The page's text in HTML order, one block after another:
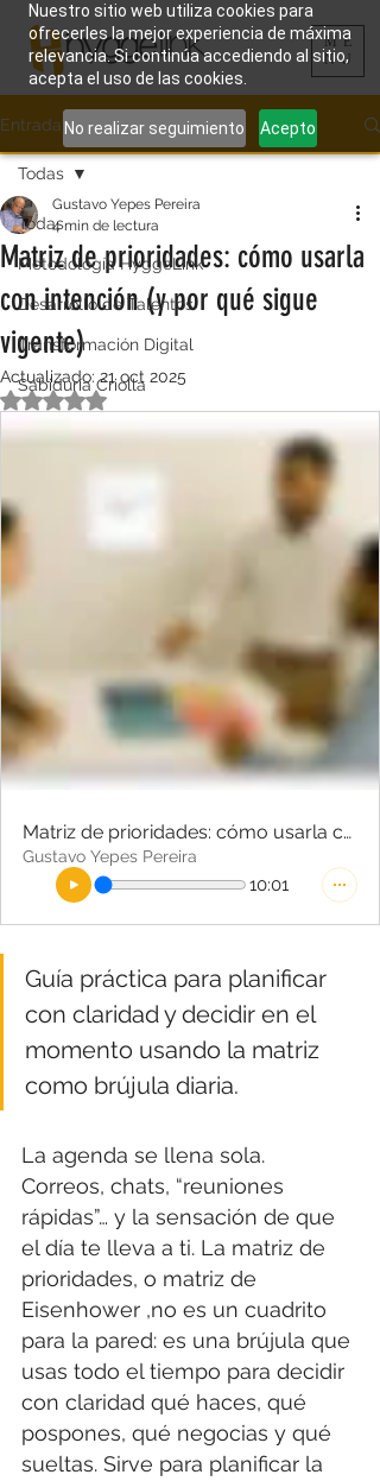
Nuestro sitio web utiliza cookies para
ofrecerles la mejor experiencia de máxima
relevancia. Si continúa accediendo al sitio,
acepta el uso de las cookies.
No realizar seguimiento Acepto
ME
NU
Entrada
Todas
Metodología HyggeLink
Desarrollo de Talentos
Transformación Digital
Sabiduría Criolla
Todas
Matriz de prioridades: cómo usarla
con intención (y por qué sigue
vigente)
Gustavo Yepes Pereira
4 min de lectura
Actualizado:21 oct 2025
Obtuvo NaN de 5 estrellas.
Matriz de prioridades: cómo usarla con intención (y por qué sigue vigente)
Gustavo Yepes Pereira
10:01
Guía práctica para planificar
con claridad y decidir en el
momento usando la matriz
como brújula diaria.
La agenda se llena sola.
Correos, chats, “reuniones
rápidas”… y la sensación de que
el día te lleva a ti. La matriz de
prioridades, o matriz de
Eisenhower ,no es un cuadrito
para la pared: es una brújula que
usas todo el tiempo para decidir
con claridad qué haces, qué
pospones, qué negocias y qué
sueltas. Sirve para planificar la